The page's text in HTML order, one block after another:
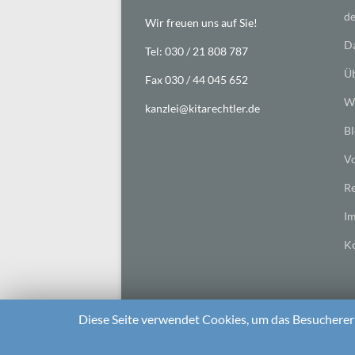
Wir freuen uns auf Sie!
Tel: 030 / 21 808 787
Fax 030 / 44 045 652
kanzlei@kitarechtler.de
Diese Seite verwendet Cookies, um das